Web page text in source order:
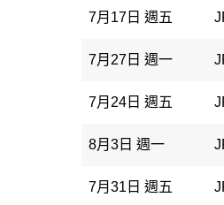
7月17日 週五
7月27日 週一
7月24日 週五
8月3日 週一
7月31日 週五